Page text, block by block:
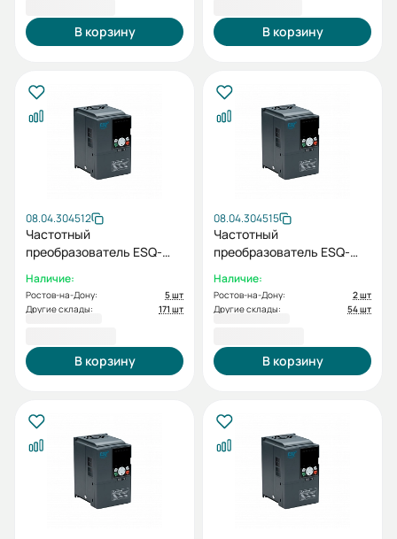
В корзину В корзину
08.04.304512
Частотный
преобразователь ESQ-
7.5/11кВт, 380В
Наличие:
Ростов-на-Дону:
5 шт
Другие склады:
171 шт
В корзину
08.04.304515
Частотный
преобразователь ESQ-
18.5/22кВт, 380В
Наличие:
Ростов-на-Дону:
2 шт
Другие склады:
54 шт
В корзину